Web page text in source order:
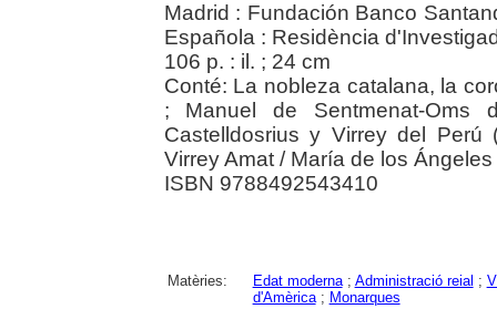
Madrid : Fundación Banco
Española : Residència
106 p. : il. ; 24 cm
Conté: La nobleza catalana, la
; Manuel de Sentmenat-Oms
Castelldosrius y Virrey del
Virrey Amat / María de los
ISBN 9788492543410
Matèries: Edat moderna; Administració reial ;
d'Amèrica; Monarques